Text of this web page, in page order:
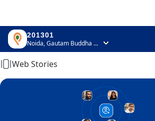
201301
Noida, Gautam Buddha Nagar, Uttar Pradesh
Home
Web Stories